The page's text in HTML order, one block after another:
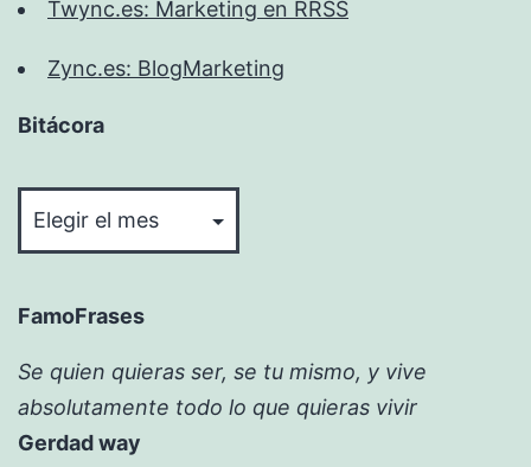
Twync.es: Marketing en RRSS
Zync.es: BlogMarketing
Bitácora
FamoFrases
Se quien quieras ser, se tu mismo, y vive
absolutamente todo lo que quieras vivir
Gerdad way